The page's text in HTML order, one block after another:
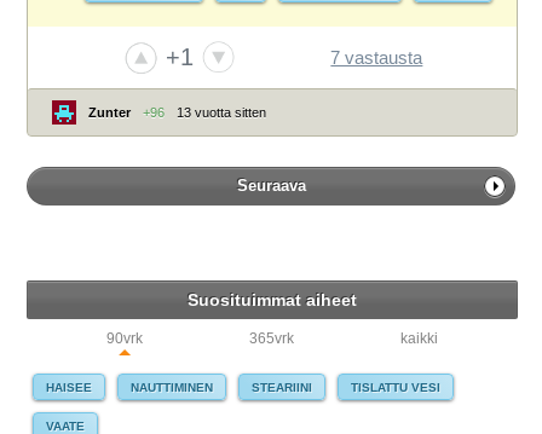
+1 7 vastausta
Zunter +96 13 vuotta sitten
Seuraava
Suosituimmat aiheet
90vrk 365vrk kaikki
HAISEE NAUTTIMINEN STEARIINI TISLATTU VESI
VAATE